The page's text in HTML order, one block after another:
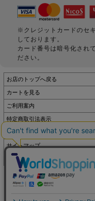
※クレジットカードのセ
しております。
カード番号は暗号化され
ださい。
お店のトップへ戻る
カートを見る
ご利用案内
特定商取引法表示
個人情報の取扱い
サイトマップ
お問い合わせ